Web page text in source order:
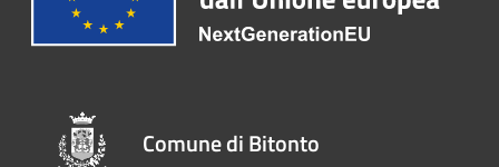
Comune di Bitonto